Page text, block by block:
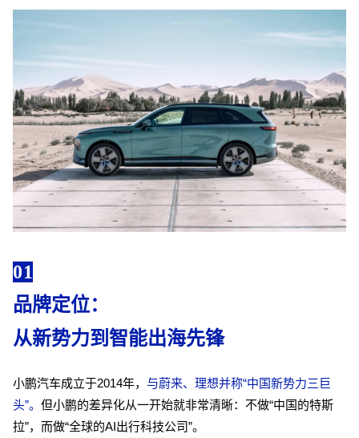
01
品牌定位：
从新势力到智能出海先锋
小鹏汽车成立于2014年， 与蔚来、理想并称“中国新势力三巨
头”。 但小鹏的差异化从一开始就非常清晰：不做“中国的特斯
拉”，而做“全球的AI出行科技公司”。